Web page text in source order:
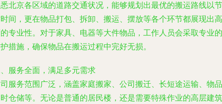
北京各区域的道路交通状况，能够规划出最优的搬运路线以节
间，更在物品打包、拆卸、搬运、摆放等各个环节都展现出高
专业性。对于家具、电器等大件物品，工作人员会采取专业的
措施，确保物品在搬运过程中完好无损。
服务全面，满足多元需求
服务范围广泛，涵盖家庭搬家、公司搬迁、长短途运输、物品
仓储等。无论是普通的居民楼，还是需要特殊作业的高层建筑